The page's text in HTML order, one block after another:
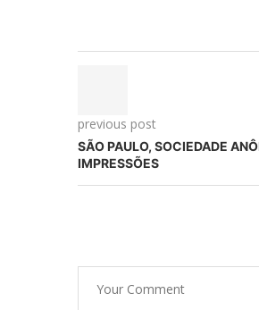
previous post
SÃO PAULO, SOCIEDADE
IMPRESSÕES